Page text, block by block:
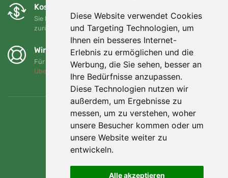
Diese Website verwendet Cookies
und Targeting Technologien, um
Ihnen ein besseres Internet-
Erlebnis zu ermöglichen und die
Werbung, die Sie sehen, besser an
Ihre Bedürfnisse anzupassen.
Diese Technologien nutzen wir
außerdem, um Ergebnisse zu
messen, um zu verstehen, woher
unsere Besucher kommen oder um
unsere Website weiter zu
entwickeln.
Alle akzeptieren
Kostenloser Umtausch und Rückgabe
Sie können Ihre Bestellung jederzeit innerhalb von 90 Tagen
zurückgeben oder umtauschen.
Wir unterstützen Trees.org
Für jede Bestellung pflanzen wir einen Baum! Mehr lesen
Über uns